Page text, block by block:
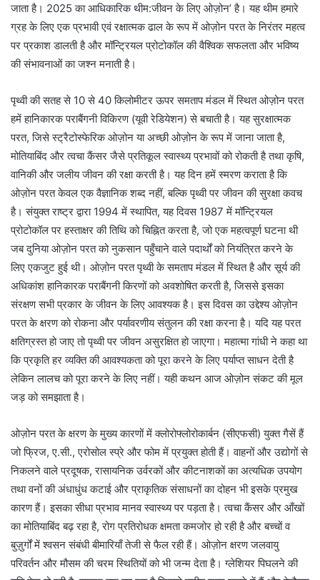
जाता है। 2025 का आधिकारिक थीम:जीवन के लिए ओज़ोन’ है। यह थीम हमारे
ग्रह के लिए एक प्रभावी एवं रक्षात्मक ढाल के रूप में ओज़ोन परत के निरंतर महत्व
पर प्रकाश डालती है और मॉन्ट्रियल प्रोटोकॉल की वैश्विक सफलता और भविष्य
की संभावनाओं का जश्न मनाती है।
पृथ्वी की सतह से 10 से 40 किलोमीटर ऊपर समताप मंडल में स्थित ओज़ोन परत
हमें हानिकारक पराबैंगनी विकिरण (यूवी रेडियेशन) से बचाती है। यह सुरक्षात्मक
परत, जिसे स्ट्रैटोस्फेरिक ओज़ोन या अच्छी ओज़ोन के रूप में जाना जाता है,
मोतियाबिंद और त्वचा कैंसर जैसे प्रतिकूल स्वास्थ्य प्रभावों को रोकती है तथा कृषि,
वानिकी और जलीय जीवन की रक्षा करती है। यह दिन हमें स्मरण कराता है कि
ओज़ोन परत केवल एक वैज्ञानिक शब्द नहीं, बल्कि पृथ्वी पर जीवन की सुरक्षा कवच
है। संयुक्त राष्ट्र द्वारा 1994 में स्थापित, यह दिवस 1987 में मॉन्ट्रियल
प्रोटोकॉल पर हस्ताक्षर की तिथि को चिह्नित करता है, जो एक महत्वपूर्ण घटना थी
जब दुनिया ओज़ोन परत को नुकसान पहुँचाने वाले पदार्थों को नियंत्रित करने के
लिए एकजुट हुई थी। ओज़ोन परत पृथ्वी के समताप मंडल में स्थित है और सूर्य की
अधिकांश हानिकारक पराबैंगनी किरणों को अवशोषित करती है, जिससे इसका
संरक्षण सभी प्रकार के जीवन के लिए आवश्यक है। इस दिवस का उद्देश्य ओज़ोन
परत के क्षरण को रोकना और पर्यावरणीय संतुलन की रक्षा करना है। यदि यह परत
क्षतिग्रस्त हो जाए तो पृथ्वी पर जीवन असुरक्षित हो जाएगा। महात्मा गांधी ने कहा था
कि प्रकृति हर व्यक्ति की आवश्यकता को पूरा करने के लिए पर्याप्त साधन देती है
लेकिन लालच को पूरा करने के लिए नहीं। यही कथन आज ओज़ोन संकट की मूल
जड़ को समझाता है।
ओज़ोन परत के क्षरण के मुख्य कारणों में क्लोरोफ्लोरोकार्बन (सीएफसी) युक्त गैसें हैं
जो फ्रिज, ए.सी., एरोसोल स्प्रे और फोम में प्रयुक्त होती हैं। वाहनों और उद्योगों से
निकलने वाले प्रदूषक, रासायनिक उर्वरकों और कीटनाशकों का अत्यधिक उपयोग
तथा वनों की अंधाधुंध कटाई और प्राकृतिक संसाधनों का दोहन भी इसके प्रमुख
कारण हैं। इसका सीधा प्रभाव मानव स्वास्थ्य पर पड़ता है। त्वचा कैंसर और आँखों
का मोतियाबिंद बढ़ रहा है, रोग प्रतिरोधक क्षमता कमजोर हो रही है और बच्चों व
बुज़ुर्गों में श्वसन संबंधी बीमारियाँ तेजी से फैल रही हैं। ओज़ोन क्षरण जलवायु
परिवर्तन और मौसम की चरम स्थितियों को भी जन्म देता है। ग्लेशियर पिघलने की